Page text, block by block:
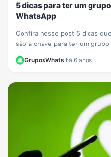
5 dicas para ter um
WhatsApp
Confira nesse post 5 dicas
são a chave para ter um
participantes no WhatsApp.
GruposWhats·há 6 anos